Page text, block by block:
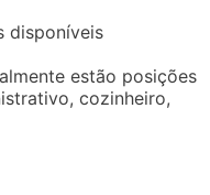
disponíveis
estão posições
cozinheiro,